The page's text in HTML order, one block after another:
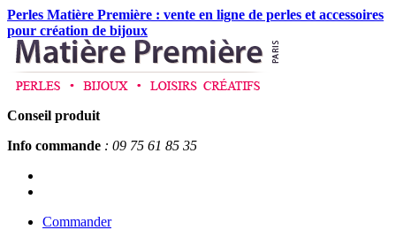
Perles Matière Première : vente en ligne de perles et accessoires
pour création de bijoux
Conseil produit
Info commande : 09 75 61 85 35
Commander